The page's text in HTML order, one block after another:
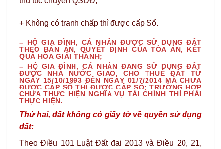
+ Không có tranh chấp thì được cấp Sổ.
– HỘ GIA ĐÌNH, CÁ NHÂN ĐƯỢC SỬ DỤNG ĐẤT
THEO BÁN ÁN, QUYẾT ĐỊNH CỦA TÒA ÁN, KẾT
QUẢ HÒA GIẢI THÀNH;
– HỘ GIA ĐÌNH, CÁ NHÂN ĐANG SỬ DỤNG ĐẤT
ĐƯỢC NHÀ NƯỚC GIAO, CHO THUÊ ĐẤT TỪ
NGÀY 15/10/1993 ĐẾN NGÀY 01/7/2014 MÀ CHƯA
ĐƯỢC CẤP SỔ THÌ ĐƯỢC CẤP SỔ; TRƯỜNG HỢP
CHƯA THỰC HIỆN NGHĨA VỤ TÀI CHÍNH THÌ PHẢI
THỰC HIỆN.
Thứ hai, đất không có giấy tờ về quyền sử dụng
đất:
Theo Điều 101 Luật Đất đai 2013 và Điều 20, 21,